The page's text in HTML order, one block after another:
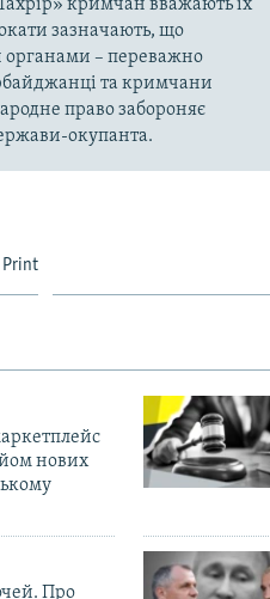
кримчан вважають їх
зазначають, що
органами – переважно
та кримчани
право забороняє
окупанта.
Print
нових
Про